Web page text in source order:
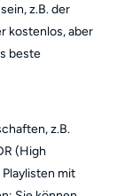
z.B. der
kostenlos, aber
beste
z.B.
(High
mit